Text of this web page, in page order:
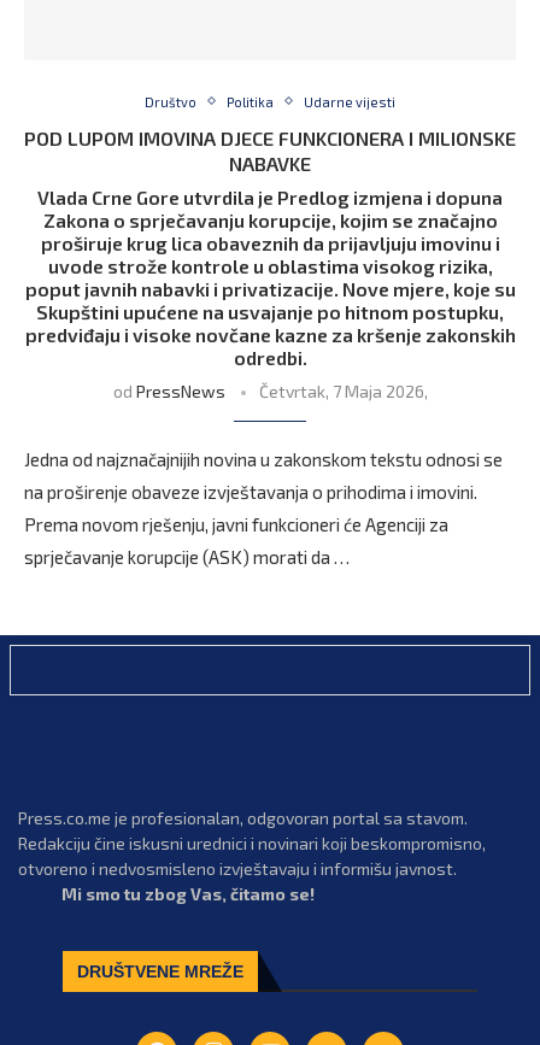
Društvo Politika Udarne vijesti
POD LUPOM IMOVINA DJECE FUNKCIONERA I MILIONSKE
NABAVKE
Vlada Crne Gore utvrdila je Predlog izmjena i dopuna
Zakona o sprječavanju korupcije, kojim se značajno
proširuje krug lica obaveznih da prijavljuju imovinu i
uvode strože kontrole u oblastima visokog rizika,
poput javnih nabavki i privatizacije. Nove mjere, koje su
Skupštini upućene na usvajanje po hitnom postupku,
predviđaju i visoke novčane kazne za kršenje zakonskih
odredbi.
od PressNews Četvrtak, 7 Maja 2026,
Jedna od najznačajnijih novina u zakonskom tekstu odnosi se
na proširenje obaveze izvještavanja o prihodima i imovini.
Prema novom rješenju, javni funkcioneri će Agenciji za
sprječavanje korupcije (ASK) morati da …
Press.co.me je profesionalan, odgovoran portal sa stavom.
Redakciju čine iskusni urednici i novinari koji beskompromisno,
otvoreno i nedvosmisleno izvještavaju i informišu javnost.
Mi smo tu zbog Vas, čitamo se!
DRUŠTVENE MREŽE